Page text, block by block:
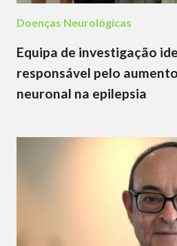
Doenças Neurológicas
Equipa de investigação
responsável pelo
neuronal na epilepsia